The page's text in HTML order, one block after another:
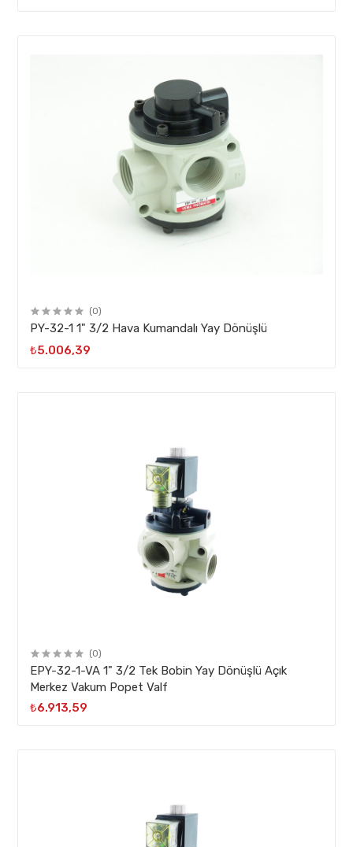
(0)
PY-32-1 1" 3/2 Hava Kumandalı Yay Dönüşlü
₺5.006,39
(0)
EPY-32-1-VA 1" 3/2 Tek Bobin Yay Dönüşlü Açık
Merkez Vakum Popet Valf
₺6.913,59